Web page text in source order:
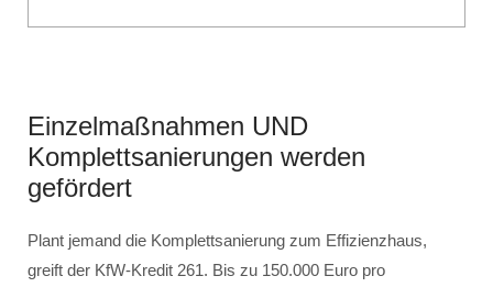
Einzelmaßnahmen UND
Komplettsanierungen werden
gefördert
Plant jemand die Komplettsanierung zum Effizienzhaus,
greift der KfW-Kredit 261. Bis zu 150.000 Euro pro